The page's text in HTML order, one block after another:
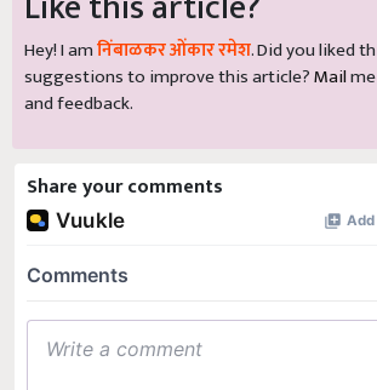
Hey! I amनिंबाळकर ओंकार रमेश. Did you liked
suggestions to improve this article?Mail
and feedback.
Share your comments